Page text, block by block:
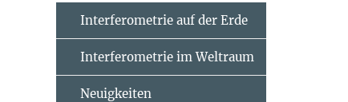
Interferometrie auf der Erde
Interferometrie im Weltraum
Neuigkeiten